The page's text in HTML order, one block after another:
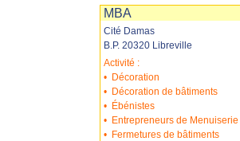
MBA
Cité Damas
B.P. 20320 Libreville
Activité :
• Décoration
• Décoration de bâtiments
• Ébénistes
• Entrepreneurs de Menuiserie
• Fermetures de bâtiments